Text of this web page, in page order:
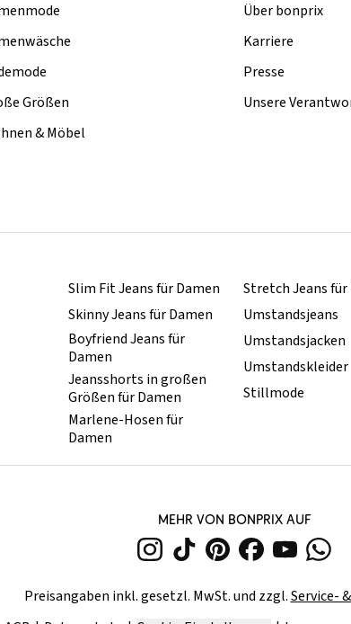
Größen
& Möbel
Über bonprix
Karriere
Presse
Unsere
Slim Fit Jeans für Damen
Skinny Jeans für Damen
Boyfriend Jeans für
Damen
Jeansshorts in großen
Größen für Damen
Marlene-Hosen für
Damen
Stretch Jeans für
Umstandsjeans
Umstandsjacken
Umstandskleider
Stillmode
MEHR VON BONPRIX AUF
Preisangaben inkl. gesetzl. MwSt. und zzgl.Service-